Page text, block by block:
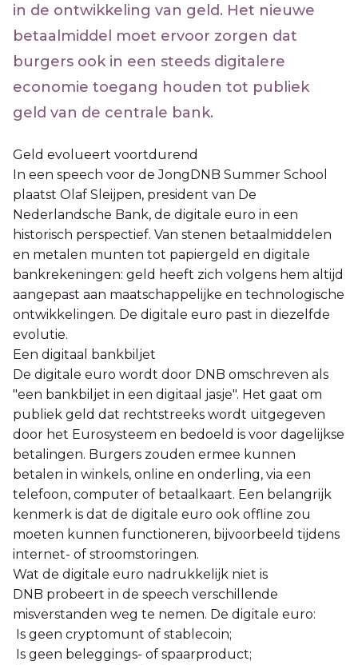
in de ontwikkeling van geld. Het nieuwe
betaalmiddel moet ervoor zorgen dat
burgers ook in een steeds digitalere
economie toegang houden tot publiek
geld van de centrale bank.
Geld evolueert voortdurend
In een speech voor de JongDNB Summer School
plaatst Olaf Sleijpen, president van De
Nederlandsche Bank, de digitale euro in een
historisch perspectief. Van stenen betaalmiddelen
en metalen munten tot papiergeld en digitale
bankrekeningen: geld heeft zich volgens hem altijd
aangepast aan maatschappelijke en technologische
ontwikkelingen. De digitale euro past in diezelfde
evolutie.
Een digitaal bankbiljet
De digitale euro wordt door DNB omschreven als
"een bankbiljet in een digitaal jasje". Het gaat om
publiek geld dat rechtstreeks wordt uitgegeven
door het Eurosysteem en bedoeld is voor dagelijkse
betalingen. Burgers zouden ermee kunnen
betalen in winkels, online en onderling, via een
telefoon, computer of betaalkaart. Een belangrijk
kenmerk is dat de digitale euro ook offline zou
moeten kunnen functioneren, bijvoorbeeld tijdens
internet- of stroomstoringen.
Wat de digitale euro nadrukkelijk niet is
DNB probeert in de speech verschillende
misverstanden weg te nemen. De digitale euro:
Is geen cryptomunt of stablecoin;
Is geen beleggings- of spaarproduct;